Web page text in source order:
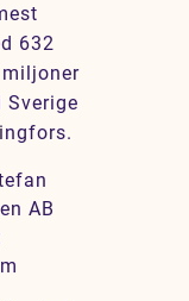
632
AB